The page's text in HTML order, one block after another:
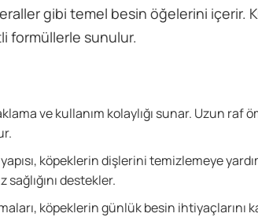
gibi temel besin öğelerini içerir.
formüllerle sunulur.
ve kullanım kolaylığı sunar. Uzun
köpeklerin dişlerini temizlemeye
destekler.
köpeklerin günlük besin ihtiyaçlarını